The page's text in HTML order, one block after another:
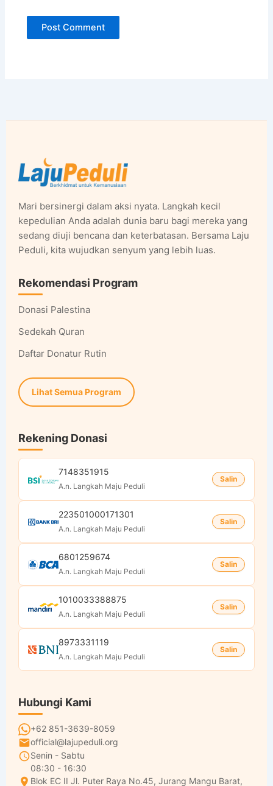
Mari bersinergi dalam aksi nyata. Langkah kecil
kepedulian Anda adalah dunia baru bagi mereka yang
sedang diuji bencana dan keterbatasan. Bersama Laju
Peduli, kita wujudkan senyum yang lebih luas.
Rekomendasi Program
Donasi Palestina
Sedekah Quran
Daftar Donatur Rutin
Lihat Semua Program
Rekening Donasi
7148351915
A.n. Langkah Maju Peduli
Salin
223501000171301
A.n. Langkah Maju Peduli
Salin
6801259674
A.n. Langkah Maju Peduli
Salin
1010033388875
A.n. Langkah Maju Peduli
Salin
8973331119
A.n. Langkah Maju Peduli
Salin
Hubungi Kami
+62 851-3639-8059
official@lajupeduli.org
Senin - Sabtu
08:30 - 16:30
Blok EC II Jl. Puter Raya No.45, Jurang Mangu Barat,